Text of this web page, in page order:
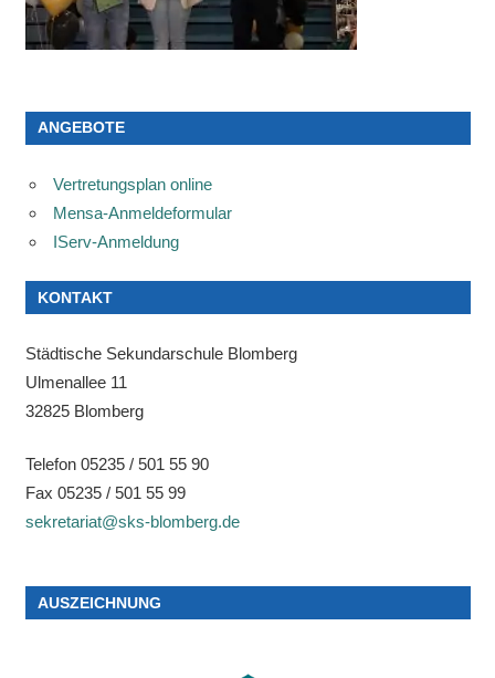
ANGEBOTE
Vertretungsplan online
Mensa-Anmeldeformular
IServ-Anmeldung
KONTAKT
Städtische Sekundarschule Blomberg
Ulmenallee 11
32825 Blomberg
Telefon 05235 / 501 55 90
Fax 05235 / 501 55 99
sekretariat@sks-blomberg.de
AUSZEICHNUNG